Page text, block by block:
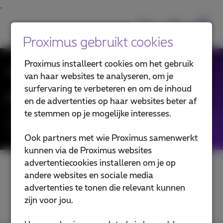
Al het Nieuws
Filter in de blogartikels:
Proximus gebruikt cookies
Proximus installeert cookies om het gebruik
van haar websites te analyseren, om je
surfervaring te verbeteren en om de inhoud
en de advertenties op haar websites beter af
te stemmen op je mogelijke interesses.
Ook partners met wie Proximus samenwerkt
kunnen via de Proximus websites
advertentiecookies installeren om je op
andere websites en sociale media
advertenties te tonen die relevant kunnen
zijn voor jou.